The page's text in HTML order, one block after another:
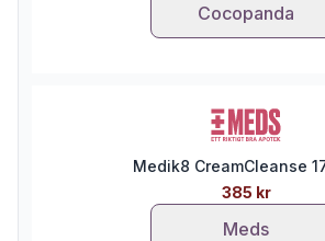
Cocopanda
Medik8 CreamCleanse
385 kr
Meds